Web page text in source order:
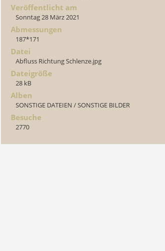
Veröffentlicht am
Sonntag 28 März 2021
Abmessungen
187*171
Datei
Abfluss Richtung Schlenze.jpg
Dateigröße
28 kB
Alben
SONSTIGE DATEIEN /SONSTIGE BILDER
Besuche
2770